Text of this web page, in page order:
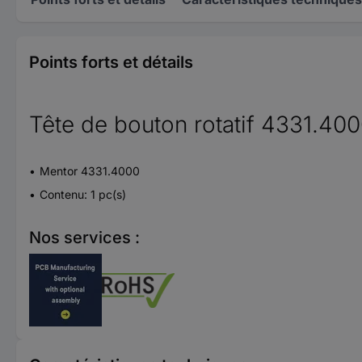
Points forts et détails
Tête de bouton rotatif
Mentor 4331.4000
Contenu: 1 pc(s)
Nos services :